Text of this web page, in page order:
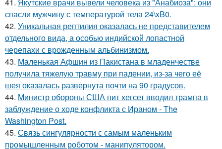
41. Якутские врачи вывели человека из "Анабиоза": они
спасли мужчину с температурой тела 24\xB0.
42. Уникальная рептилия оказалась не представителем
отдельного вида, а особью индийской лопастной
черепахи с врожденным альбинизмом.
43. Маленькая Афшин из Пакистана в младенчестве
получила тяжелую травму при падении, из-за чего её
шея оказалась развернута почти на 90 градусов.
44. Министр обороны США пит хегсет вводил трампа в
заблуждение о ходе конфликта с Ираном - The
Washington Post.
45. Связь сингулярности с самым маленьким
промышленным роботом - манипулятором.